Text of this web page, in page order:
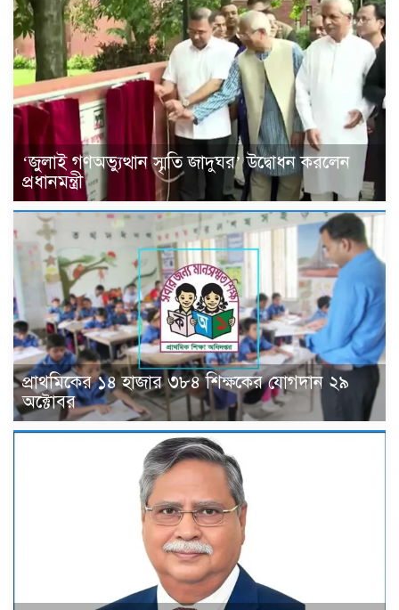
‘জুলাই গণঅভ্যুত্থান স্মৃতি জাদুঘর’ উদ্বোধন করলেন
প্রধানমন্ত্রী
প্রাথমিকের ১৪ হাজার ৩৮৪ শিক্ষকের যোগদান ২৯
অক্টোবর